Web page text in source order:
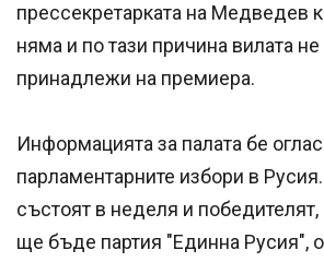
прессекретарката на Медведев
няма и по тази причина вилата
принадлежи на премиера.
Информацията за палата бе
парламентарните избори в
състоят в неделя и победителят,
ще бъде партия "Единна Русия",